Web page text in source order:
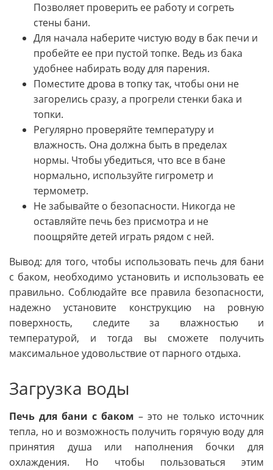
Позволяет проверить ее работу и согреть
стены бани.
Для начала наберите чистую воду в бак печи и
пробейте ее при пустой топке. Ведь из бака
удобнее набирать воду для парения.
Поместите дрова в топку так, чтобы они не
загорелись сразу, а прогрели стенки бака и
топки.
Регулярно проверяйте температуру и
влажность. Она должна быть в пределах
нормы. Чтобы убедиться, что все в бане
нормально, используйте гигрометр и
термометр.
Не забывайте о безопасности. Никогда не
оставляйте печь без присмотра и не
поощряйте детей играть рядом с ней.
Вывод: для того, чтобы использовать печь для бани
с баком, необходимо установить и использовать ее
правильно. Соблюдайте все правила безопасности,
надежно установите конструкцию на ровную
поверхность, следите за влажностью и
температурой, и тогда вы сможете получить
максимальное удовольствие от парного отдыха.
Загрузка воды
Печь для бани с баком – это не только источник
тепла, но и возможность получить горячую воду для
принятия душа или наполнения бочки для
охлаждения. Но чтобы пользоваться этим